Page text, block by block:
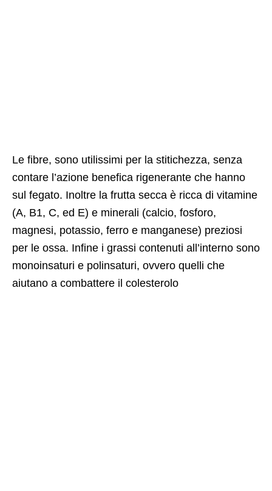
Le fibre, sono utilissimi per la stitichezza, senza
contare l’azione benefica rigenerante che hanno
sul fegato. Inoltre la frutta secca è ricca di vitamine
(A, B1, C, ed E) e minerali (calcio, fosforo,
magnesi, potassio, ferro e manganese) preziosi
per le ossa. Infine i grassi contenuti all’interno sono
monoinsaturi e polinsaturi, ovvero quelli che
aiutano a combattere il colesterolo